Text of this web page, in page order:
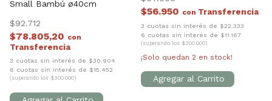
Small Bambú ø40cm
$92.712
$78.805,20 con
3 cuotas sin interés de $30.904
6 cuotas sin interés de $15.452
(superando los $300.000)
$56.950 con
3 cuotas sin interés de $22.333
6 cuotas sin interés de $11.167
(superando los $300.000)
¡Solo quedan 2 en stock!